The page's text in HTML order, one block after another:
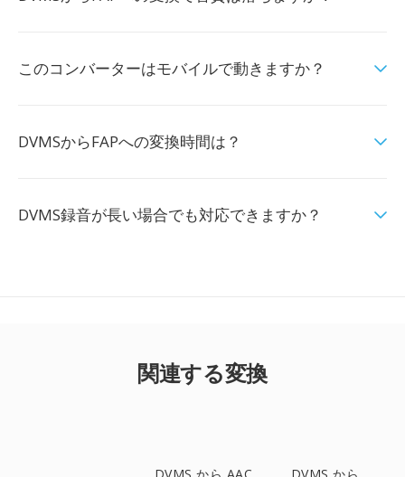
このコンバーターはモバイルで動きますか？
DVMSからFAPへの変換時間は？
DVMS録音が長い場合でも対応できますか？
関連する変換